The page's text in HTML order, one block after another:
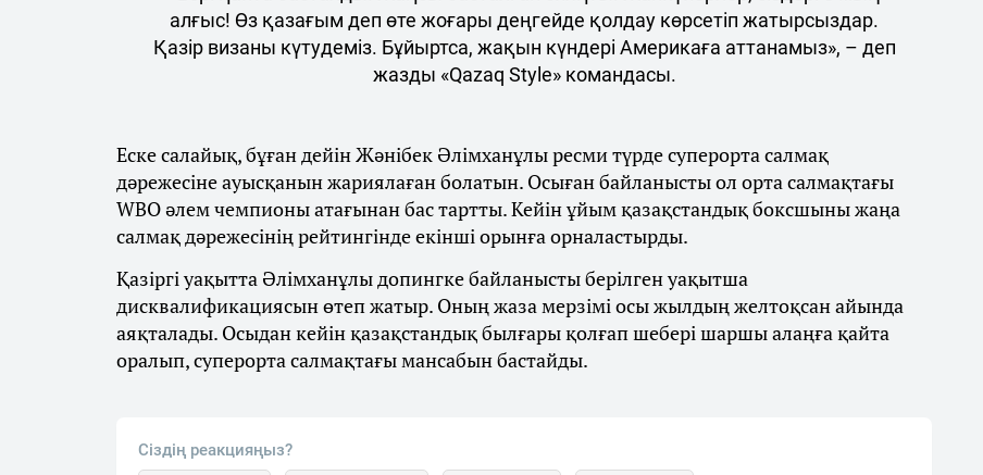
алғыс! Өз қазағым деп өте жоғары деңгейде қолдау көрсетіп жатырсыздар.
Қазір визаны күтудеміз. Бұйыртса, жақын күндері Америкаға аттанамыз», – деп
жазды «Qazaq Style» командасы.
Еске салайық, бұған дейін Жәнібек Әлімханұлы ресми түрде суперорта салмақ
дәрежесіне ауысқанын жариялаған болатын. Осыған байланысты ол орта салмақтағы
WBO әлем чемпионы атағынан бас тартты. Кейін ұйым қазақстандық боксшыны жаңа
салмақ дәрежесінің рейтингінде екінші орынға орналастырды.
Қазіргі уақытта Әлімханұлы допингке байланысты берілген уақытша
дисквалификациясын өтеп жатыр. Оның жаза мерзімі осы жылдың желтоқсан айында
аяқталады. Осыдан кейін қазақстандық былғары қолғап шебері шаршы алаңға қайта
оралып, суперорта салмақтағы мансабын бастайды.
Сіздің реакцияңыз?